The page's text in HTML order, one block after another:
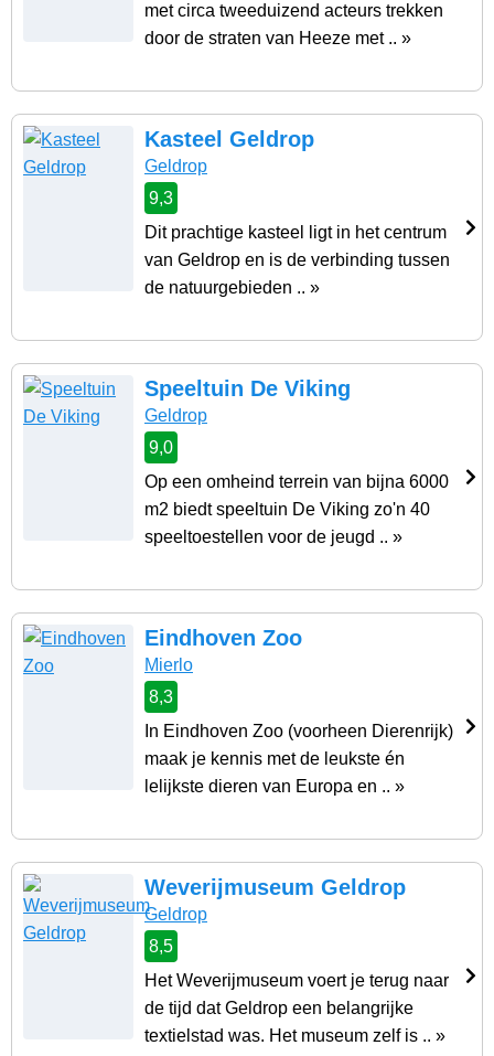
met circa tweeduizend acteurs trekken
door de straten van Heeze met .. »
Kasteel Geldrop
Geldrop
9,3
Dit prachtige kasteel ligt in het centrum
van Geldrop en is de verbinding tussen
de natuurgebieden .. »
Speeltuin De Viking
Geldrop
9,0
Op een omheind terrein van bijna 6000
m2 biedt speeltuin De Viking zo'n 40
speeltoestellen voor de jeugd .. »
Eindhoven Zoo
Mierlo
8,3
In Eindhoven Zoo (voorheen Dierenrijk)
maak je kennis met de leukste én
lelijkste dieren van Europa en .. »
Weverijmuseum Geldrop
Geldrop
8,5
Het Weverijmuseum voert je terug naar
de tijd dat Geldrop een belangrijke
textielstad was. Het museum zelf is .. »